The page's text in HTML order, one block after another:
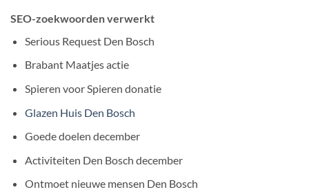
SEO-zoekwoorden verwerkt
Serious Request Den Bosch
Brabant Maatjes actie
Spieren voor Spieren donatie
Glazen Huis Den Bosch
Goede doelen december
Activiteiten Den Bosch december
Ontmoet nieuwe mensen Den Bosch